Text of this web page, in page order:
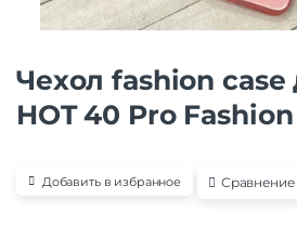
Чехол fashion
HOT 40 Pro
Добавить в избранное Сравнение